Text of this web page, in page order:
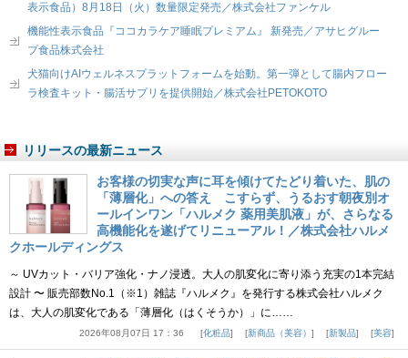
表示食品）8月18日（火）数量限定発売／株式会社ファンケル
機能性表示食品『ココカラケア睡眠プレミアム』 新発売／アサヒグルー
プ食品株式会社
犬猫向けAIウェルネスプラットフォームを始動。第一弾として腸内フロー
ラ検査キット・腸活サプリを提供開始／株式会社PETOKOTO
リリースの最新ニュース
お客様の切実な声に耳を傾けてたどり着いた、肌の
「薄層化」への答え こすらず、うるおす朝夜別オ
ールインワン「ハルメク 薬用美肌液」が、さらなる
高機能化を遂げてリニューアル！／株式会社ハルメ
クホールディングス
～ UVカット・バリア強化・ナノ浸透。大人の肌変化に寄り添う充実の1本完結
設計 〜 販売部数No.1（※1）雑誌『ハルメク』を発行する株式会社ハルメク
は、大人の肌変化である「薄層化（はくそうか）」に……
2026年08月07日 17：36 化粧品 新商品（美容） 新製品 美容